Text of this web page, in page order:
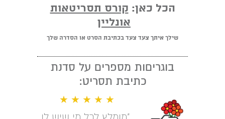
הכל כאן: קורס תסריטאות
אונליין
שילך איתך צעד צעד בכתיבת הסרט או הסדרה שלך
בוגריםות מספרים על סדנת
כתיבת תסריט:
★ ★ ★ ★ ★